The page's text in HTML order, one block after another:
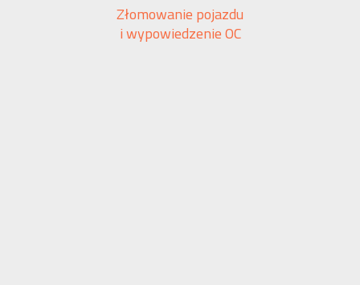
Złomowanie pojazdu
i wypowiedzenie OC